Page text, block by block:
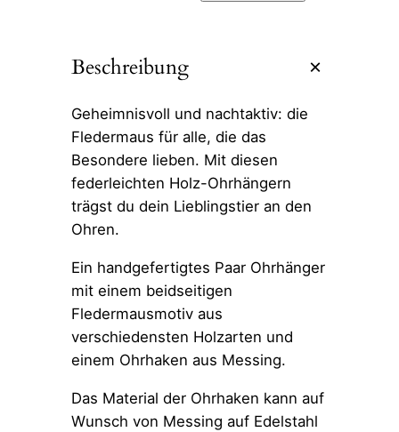
Beschreibung
Geheimnisvoll und nachtaktiv: die
Fledermaus für alle, die das
Besondere lieben. Mit diesen
federleichten Holz-Ohrhängern
trägst du dein Lieblingstier an den
Ohren.
Ein handgefertigtes Paar Ohrhänger
mit einem beidseitigen
Fledermausmotiv aus
verschiedensten Holzarten und
einem Ohrhaken aus Messing.
Das Material der Ohrhaken kann auf
Wunsch von Messing auf Edelstahl